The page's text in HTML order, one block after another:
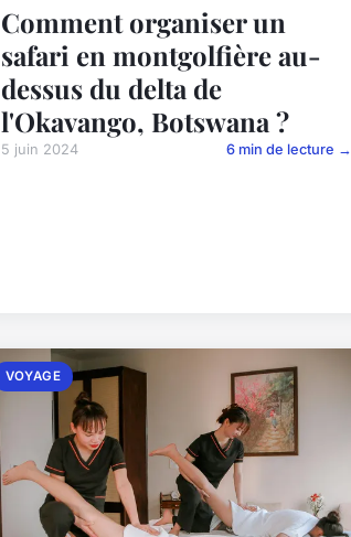
Comment organiser un
safari en montgolfière au-
dessus du delta de
l'Okavango, Botswana ?
5 juin 2024 6 min de lecture →
VOYAGE